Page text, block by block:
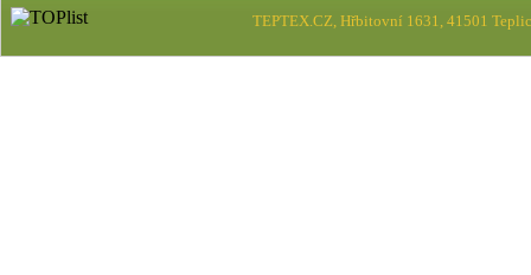
TEPTEX.CZ, Hřbitovní 1631, 41501